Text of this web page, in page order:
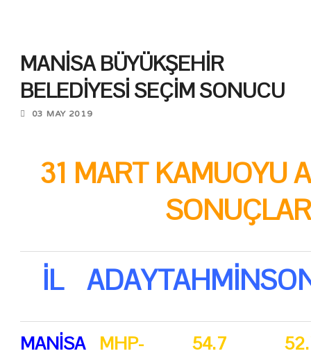
MANİSA BÜYÜKŞEHİR
BELEDİYESİ SEÇİM SONUCU
03 MAY 2019
31 MART KAMUOYU
İL ADAYTAHMİN
MANİSA
MHP-
54.7